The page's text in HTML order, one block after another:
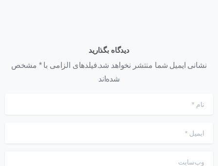
دیدگاه بگذارید
نشانی ایمیل شما منتشر نخواهد شد.فیلدهای الزامی با * مشخص
شده‌اند
*
ایمیل
وب‌سایت